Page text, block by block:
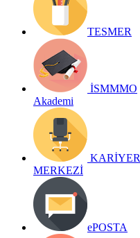
TESMER
İSMMMO
Akademi
KARİYER
MERKEZİ
ePOSTA